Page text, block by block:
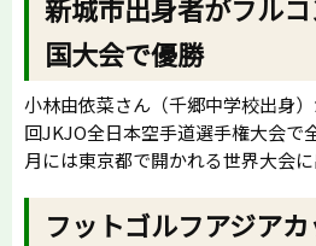
新城市出身者がフル
国大会で優勝
小林由依菜さん（千郷中学校出身
回JKJO全日本空手道選手権大会で
月には東京都で開かれる世界大会に
フットゴルフアジア